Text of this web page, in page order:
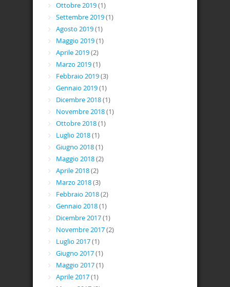
Ottobre 2019(1)
Settembre 2019(1)
Agosto 2019(1)
Maggio 2019(1)
Aprile 2019(2)
Marzo 2019(1)
Febbraio 2019(3)
Gennaio 2019(1)
Dicembre 2018(1)
Novembre 2018(1)
Ottobre 2018(1)
Luglio 2018(1)
Giugno 2018(1)
Maggio 2018(2)
Aprile 2018(2)
Marzo 2018(3)
Febbraio 2018(2)
Gennaio 2018(1)
Dicembre 2017(1)
Novembre 2017(2)
Luglio 2017(1)
Giugno 2017(1)
Maggio 2017(1)
Aprile 2017(1)